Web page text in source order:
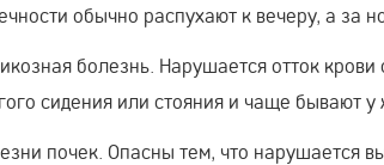
обычно распухают к вечеру, а за
болезнь. Нарушается отток
сидения или стояния и чаще бывают у
почек. Опасны тем, что нарушается